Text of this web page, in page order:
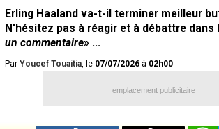
Erling Haaland va-t-il terminer meilleur
N'hésitez pas à réagir et à débattre dans
un commentaire» ...
Par Youcef Touaitia, le 07/07/2026 à 02h00
emplacement publicitaire